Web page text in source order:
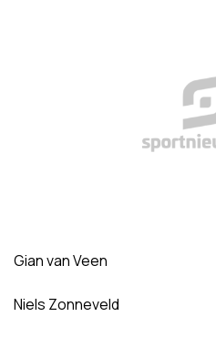
Gian van Veen
Niels Zonneveld